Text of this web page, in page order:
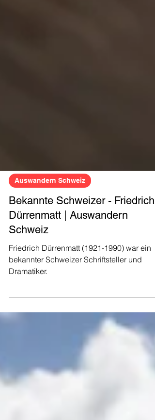
Auswandern Schweiz
Bekannte Schweizer - Friedrich
Dürrenmatt | Auswandern
Schweiz
Friedrich Dürrenmatt (1921-1990) war ein